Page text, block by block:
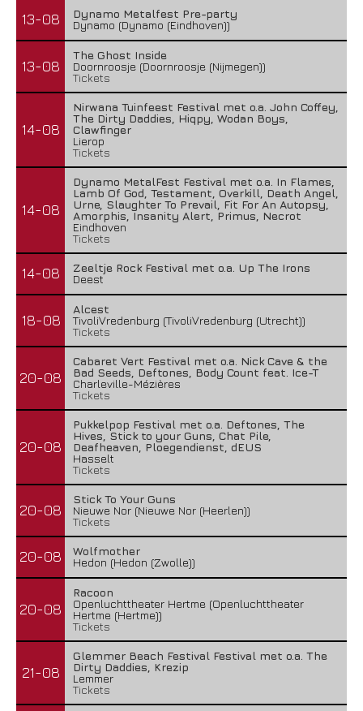
13-08
Dynamo Metalfest Pre-party
Dynamo (Dynamo (Eindhoven))
13-08
The Ghost Inside
Doornroosje (Doornroosje (Nijmegen))
Tickets
14-08
Nirwana Tuinfeest Festival met o.a. John Coffey,
The Dirty Daddies, Hiqpy, Wodan Boys,
Clawfinger
Lierop
Tickets
14-08
Dynamo MetalFest Festival met o.a. In Flames,
Lamb Of God, Testament, Overkill, Death Angel,
Urne, Slaughter To Prevail, Fit For An Autopsy,
Amorphis, Insanity Alert, Primus, Necrot
Eindhoven
Tickets
14-08
Zeeltje Rock Festival met o.a. Up The Irons
Deest
18-08
Alcest
TivoliVredenburg (TivoliVredenburg (Utrecht))
Tickets
20-08
Cabaret Vert Festival met o.a. Nick Cave & the
Bad Seeds, Deftones, Body Count feat. Ice-T
Charleville-Mézières
Tickets
20-08
Pukkelpop Festival met o.a. Deftones, The
Hives, Stick to your Guns, Chat Pile,
Deafheaven, Ploegendienst, dEUS
Hasselt
Tickets
20-08
Stick To Your Guns
Nieuwe Nor (Nieuwe Nor (Heerlen))
Tickets
20-08
Wolfmother
Hedon (Hedon (Zwolle))
20-08
Racoon
Openluchttheater Hertme (Openluchttheater
Hertme (Hertme))
Tickets
21-08
Glemmer Beach Festival Festival met o.a. The
Dirty Daddies, Krezip
Lemmer
Tickets